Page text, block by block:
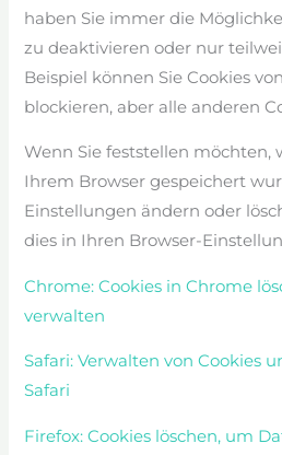
haben Sie immer die
zu deaktivieren oder nur
Beispiel können Sie Cookies
blockieren, aber alle anderen
Wenn Sie feststellen möchten,
Ihrem Browser gespeichert
Einstellungen ändern oder
dies in Ihren Browser-
Chrome: Cookies in Chrome
verwalten
Safari: Verwalten von Cookies
Safari
Firefox: Cookies löschen, um